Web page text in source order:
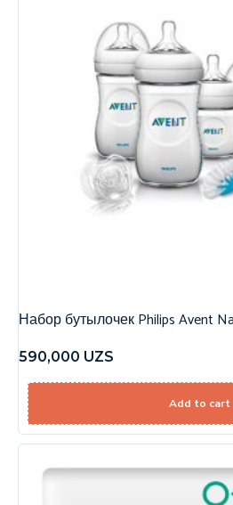
Набор бутылочек Philips Avent
590,000 UZS
Add to cart